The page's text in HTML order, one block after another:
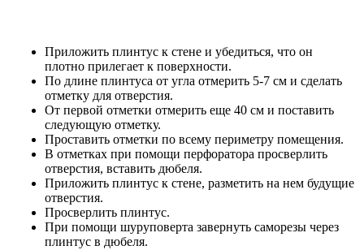
Приложить плинтус к стене и убедиться, что он
плотно прилегает к поверхности.
По длине плинтуса от угла отмерить 5-7 см и сделать
отметку для отверстия.
От первой отметки отмерить еще 40 см и поставить
следующую отметку.
Проставить отметки по всему периметру помещения.
В отметках при помощи перфоратора просверлить
отверстия, вставить дюбеля.
Приложить плинтус к стене, разметить на нем будущие
отверстия.
Просверлить плинтус.
При помощи шуруповерта завернуть саморезы через
плинтус в дюбеля.